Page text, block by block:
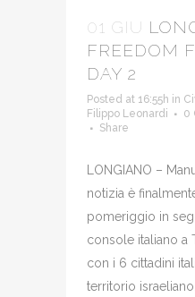
01 GIU
FREEDOM
DAY 2
Posted at 16:55h in
Filippo Leonardi
0
Share
LONGIANO –
notizia è
pomeriggio in
console italiano a
con i 6 cittadini
territorio